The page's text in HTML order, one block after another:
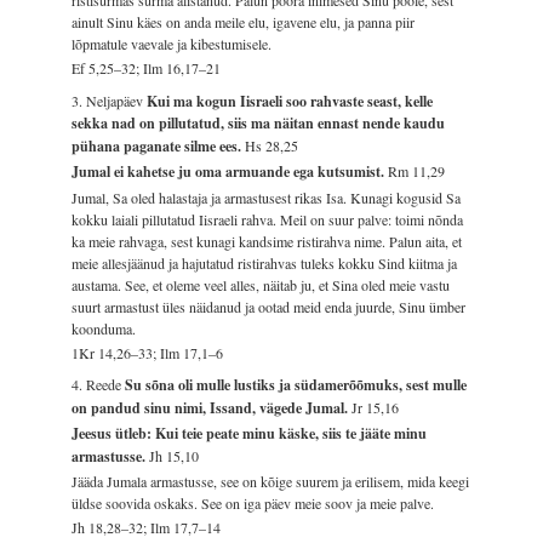
ainult Sinu käes on anda meile elu, igavene elu, ja panna piir
lõpmatule vaevale ja kibestumisele.
Ef 5,25–32; Ilm 16,17–21
3. NeljapäevKui ma kogun Iisraeli soo rahvaste seast, kelle
sekka nad on pillutatud, siis ma näitan ennast nende kaudu
pühana paganate silme ees.Hs 28,25
Jumal ei kahetse ju oma armuande ega kutsumist.Rm 11,29
Jumal, Sa oled halastaja ja armastusest rikas Isa. Kunagi kogusid Sa
kokku laiali pillutatud Iisraeli rahva. Meil on suur palve: toimi nõnda
ka meie rahvaga, sest kunagi kandsime ristirahva nime. Palun aita, et
meie allesjäänud ja hajutatud ristirahvas tuleks kokku Sind kiitma ja
austama. See, et oleme veel alles, näitab ju, et Sina oled meie vastu
suurt armastust üles näidanud ja ootad meid enda juurde, Sinu ümber
koonduma.
1Kr 14,26–33; Ilm 17,1–6
4. ReedeSu sõna oli mulle lustiks ja südamerõõmuks, sest mulle
on pandud sinu nimi, Issand, vägede Jumal.Jr 15,16
Jeesus ütleb: Kui teie peate minu käske, siis te jääte minu
armastusse.Jh 15,10
Jääda Jumala armastusse, see on kõige suurem ja erilisem, mida keegi
üldse soovida oskaks. See on iga päev meie soov ja meie palve.
Jh 18,28–32; Ilm 17,7–14